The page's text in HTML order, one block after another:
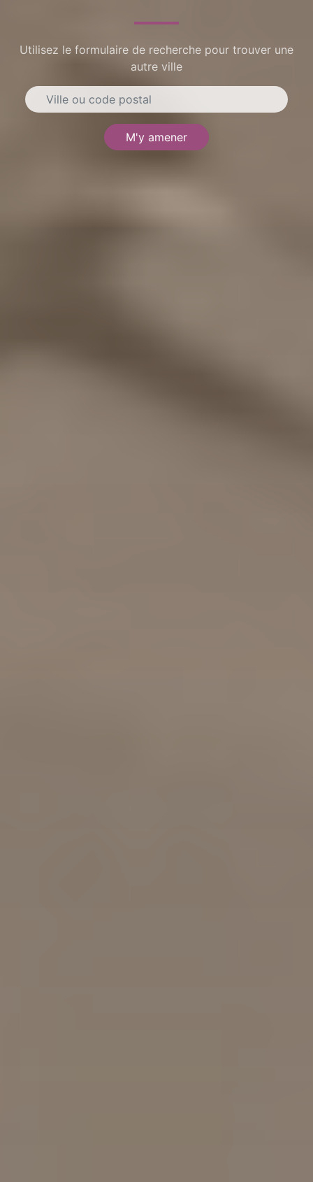
Utilisez le formulaire de recherche pour trouver une
autre ville
M'y amener